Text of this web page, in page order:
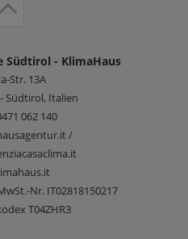
Südtirol - KlimaHaus
Str. 13A
Südtirol, Italien
062 140
/
Nr. IT02818150217
T04ZHR3